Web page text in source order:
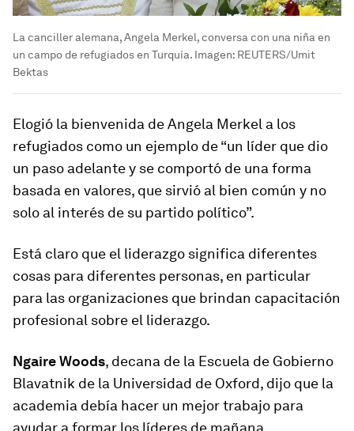
La canciller alemana, Angela Merkel, conversa con una niña en
un campo de refugiados en Turquía. Imagen: REUTERS/Umit
Bektas
Elogió la bienvenida de Angela Merkel a los
refugiados como un ejemplo de “un líder que dio
un paso adelante y se comportó de una forma
basada en valores, que sirvió al bien común y no
solo al interés de su partido político”.
Está claro que el liderazgo significa diferentes
cosas para diferentes personas, en particular
para las organizaciones que brindan capacitación
profesional sobre el liderazgo.
Ngaire Woods, decana de la Escuela de Gobierno
Blavatnik de la Universidad de Oxford, dijo que la
academia debía hacer un mejor trabajo para
ayudar a formar los líderes de mañana.